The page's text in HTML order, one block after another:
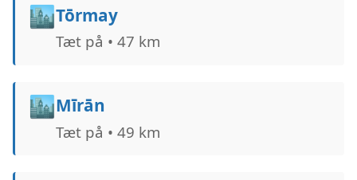
🏙️Tōrmay
Tæt på • 47 km
🏙️Mīrān
Tæt på • 49 km